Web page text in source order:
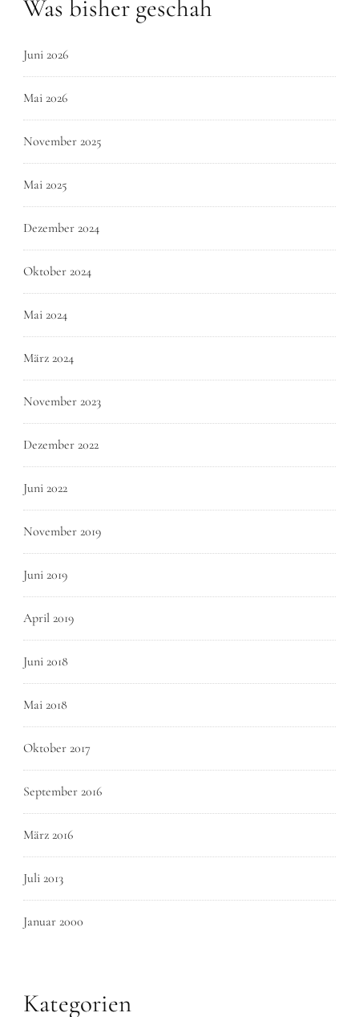
Was bisher geschah
Juni 2026
Mai 2026
November 2025
Mai 2025
Dezember 2024
Oktober 2024
Mai 2024
März 2024
November 2023
Dezember 2022
Juni 2022
November 2019
Juni 2019
April 2019
Juni 2018
Mai 2018
Oktober 2017
September 2016
März 2016
Juli 2013
Januar 2000
Kategorien